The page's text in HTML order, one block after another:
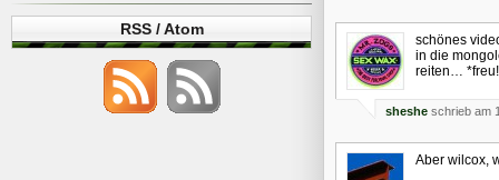
schönes
in die
reiten… *freu!
sheshe schrieb am
Aber wilcox,
RSS / Atom